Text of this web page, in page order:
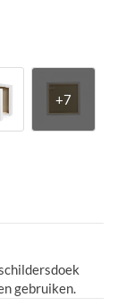
gebruiken.